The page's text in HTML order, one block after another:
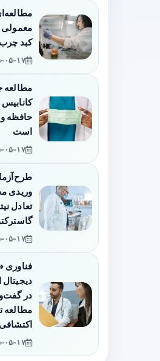
معمولی
کبد چرب
۱۴۰۵-
حافظه
است
۱۴۰۵-
وریدی
تعادل
۱۴۰۵-
در
اکتشافی
۱۴۰۵-